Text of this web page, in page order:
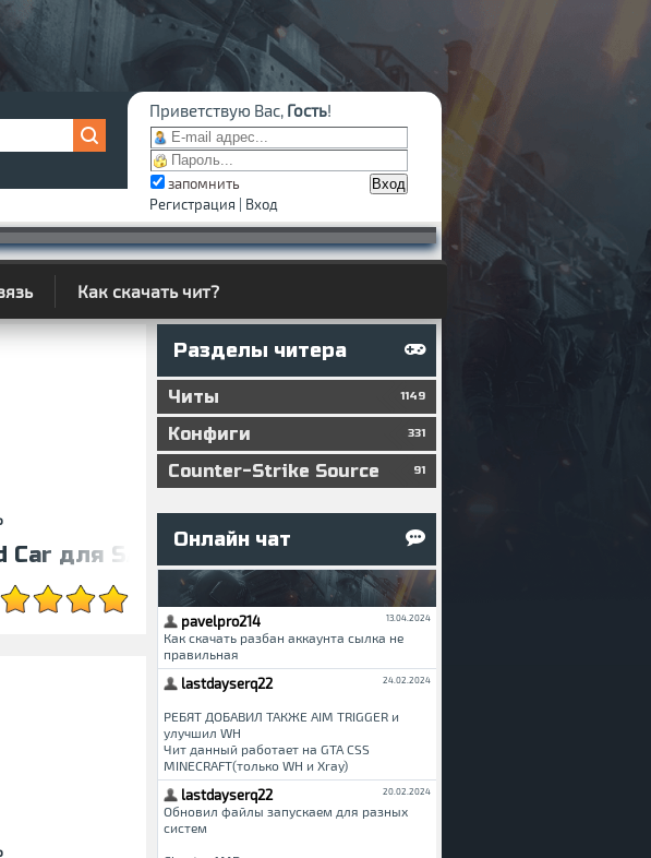
Приветствую Вас, Гость!
запомнить
Регистрация
Вход
Как скачать чит?
Car для SA-MP 0.3.7
Разделы читера
Читы 1149
Конфиги 331
Counter-Strike Source 91
Онлайн чат